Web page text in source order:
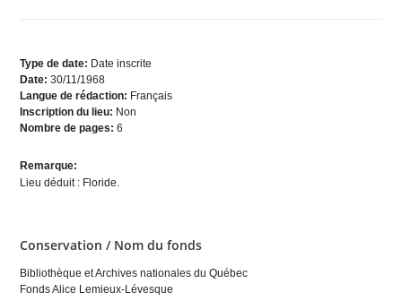
Type de date: Date inscrite
Date:30/11/1968
Langue de rédaction: Français
Inscription du lieu: Non
Nombre de pages:6
Remarque:
Lieu déduit : Floride.
Conservation / Nom du fonds
Bibliothèque et Archives nationales du Québec
Fonds Alice Lemieux-Lévesque